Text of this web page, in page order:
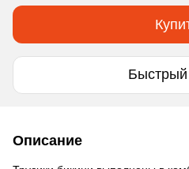
Быстрый
Описание